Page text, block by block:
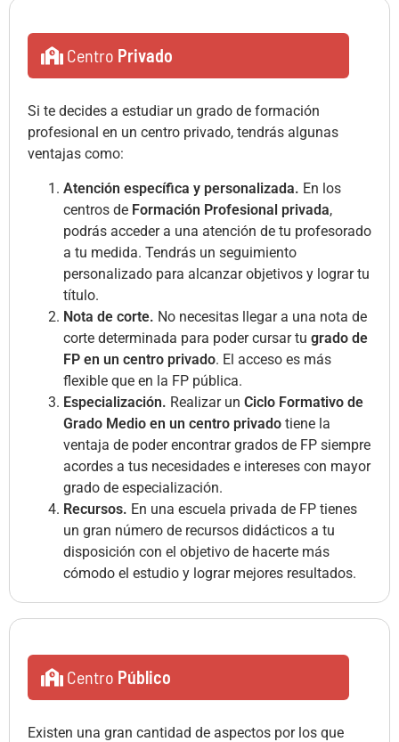
Centro Privado
Si te decides a estudiar un grado de formación
profesional en un centro privado, tendrás algunas
ventajas como:
Atención específica y personalizada. En los
centros de Formación Profesional privada,
podrás acceder a una atención de tu profesorado
a tu medida. Tendrás un seguimiento
personalizado para alcanzar objetivos y lograr tu
título.
Nota de corte. No necesitas llegar a una nota de
corte determinada para poder cursar tu grado de
FP en un centro privado. El acceso es más
flexible que en la FP pública.
Especialización. Realizar un Ciclo Formativo de
Grado Medio en un centro privado tiene la
ventaja de poder encontrar grados de FP siempre
acordes a tus necesidades e intereses con mayor
grado de especialización.
Recursos. En una escuela privada de FP tienes
un gran número de recursos didácticos a tu
disposición con el objetivo de hacerte más
cómodo el estudio y lograr mejores resultados.
Centro Público
Existen una gran cantidad de aspectos por los que